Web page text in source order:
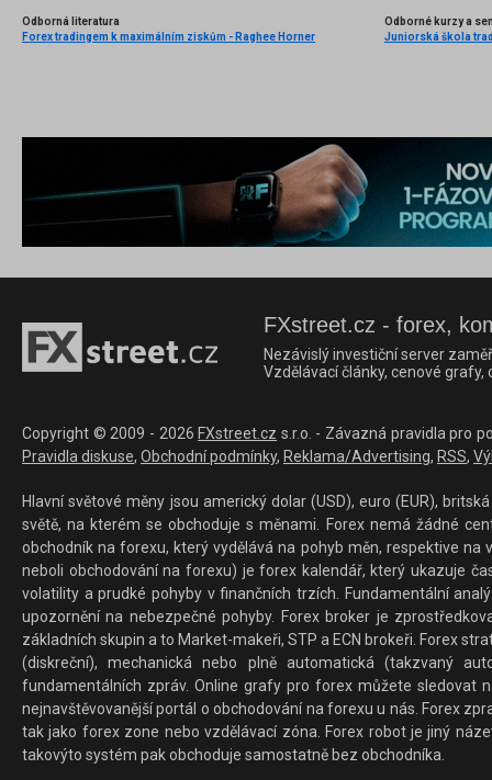
Odborná literatura
Forex tradingem k maximálním ziskům - Raghee Horner
Odborné kurzy a
Juniorská škola
FXstreet.cz - forex,
Nezávislý investiční server
Vzdělávací články, cenové
Copyright © 2009 - 2026 FXstreet.cz s.r.o. - Závazná pravidla pro
Pravidla diskuse, Obchodní podmínky, Reklama/Advertising, RSS,
Hlavní světové měny jsou americký dolar (USD), euro (EUR),
světě, na kterém se obchoduje s měnami. Forex nemá žádné
obchodník na forexu, který vydělává na pohyb měn, respektive
neboli obchodování na forexu) je forex kalendář, který ukazuje
volatility a prudké pohyby v finančních trzích. Fundamentální
upozornění na nebezpečné pohyby. Forex broker je
základních skupin a to Market-makeři, STP a ECN brokeři. Forex
(diskreční), mechanická nebo plně automatická (takzvaný
fundamentálních zpráv. Online grafy pro forex můžete sledovat
nejnavštěvovanější portál o obchodování na forexu u nás. Forex
tak jako forex zone nebo vzdělávací zóna. Forex robot je jiný
takovýto systém pak obchoduje samostatně bez obchodníka.